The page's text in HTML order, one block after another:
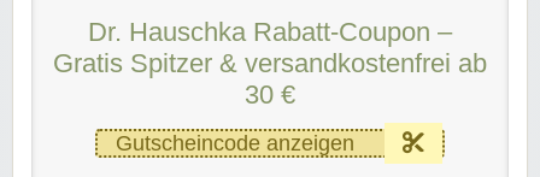
Dr. Hauschka Rabatt-Coupon –
Gratis Spitzer & versandkostenfrei ab
30 €
Gutscheincode anzeigen